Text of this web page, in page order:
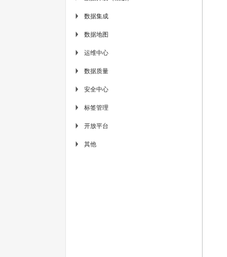
▶ 数据集成
▶ 数据地图
▶ 运维中心
▶ 数据质量
▶ 安全中心
▶ 标签管理
▶ 开放平台
▶ 其他